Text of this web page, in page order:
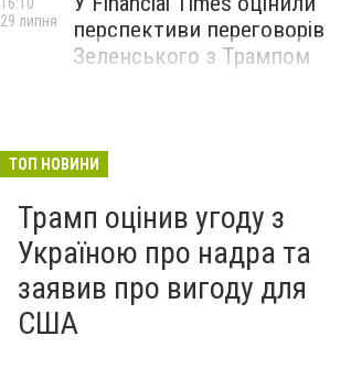
перспективи переговорів
Зеленського з Трампом
29 липня
ТОП НОВИНИ
Трамп оцінив угоду з
Україною про надра та
заявив про вигоду для
США